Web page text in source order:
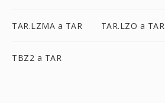
TAR.LZMA a TAR TAR.LZO a TAR
TBZ2 a TAR